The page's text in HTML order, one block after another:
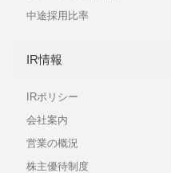
中途採用比率
IR情報
IRポリシー
会社案内
営業の概況
株主優待制度